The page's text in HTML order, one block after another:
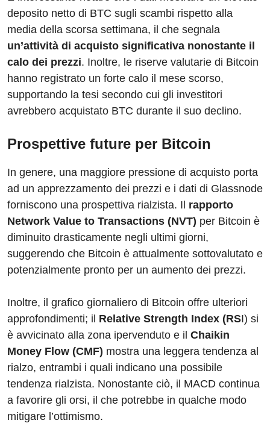
deposito netto di BTC sugli scambi rispetto alla
media della scorsa settimana, il che segnala
un’attività di acquisto significativa nonostante il
calo dei prezzi. Inoltre, le riserve valutarie di Bitcoin
hanno registrato un forte calo il mese scorso,
supportando la tesi secondo cui gli investitori
avrebbero acquistato BTC durante il suo declino.
Prospettive future per Bitcoin
In genere, una maggiore pressione di acquisto porta
ad un apprezzamento dei prezzi e i dati di Glassnode
forniscono una prospettiva rialzista. Il rapporto
Network Value to Transactions (NVT) per Bitcoin è
diminuito drasticamente negli ultimi giorni,
suggerendo che Bitcoin è attualmente sottovalutato e
potenzialmente pronto per un aumento dei prezzi.
Inoltre, il grafico giornaliero di Bitcoin offre ulteriori
approfondimenti; il Relative Strength Index (RSI) si
è avvicinato alla zona ipervenduto e il Chaikin
Money Flow (CMF) mostra una leggera tendenza al
rialzo, entrambi i quali indicano una possibile
tendenza rialzista. Nonostante ciò, il MACD continua
a favorire gli orsi, il che potrebbe in qualche modo
mitigare l’ottimismo.